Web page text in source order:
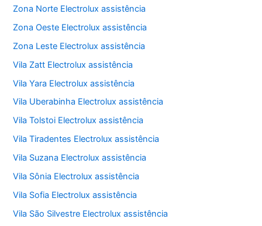
Zona Norte Electrolux assistência
Zona Oeste Electrolux assistência
Zona Leste Electrolux assistência
Vila Zatt Electrolux assistência
Vila Yara Electrolux assistência
Vila Uberabinha Electrolux assistência
Vila Tolstoi Electrolux assistência
Vila Tiradentes Electrolux assistência
Vila Suzana Electrolux assistência
Vila Sônia Electrolux assistência
Vila Sofia Electrolux assistência
Vila São Silvestre Electrolux assistência